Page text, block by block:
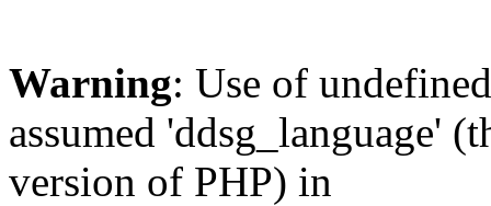
Warning: Use of
assumed 'ddsg_language'
version of PHP) in